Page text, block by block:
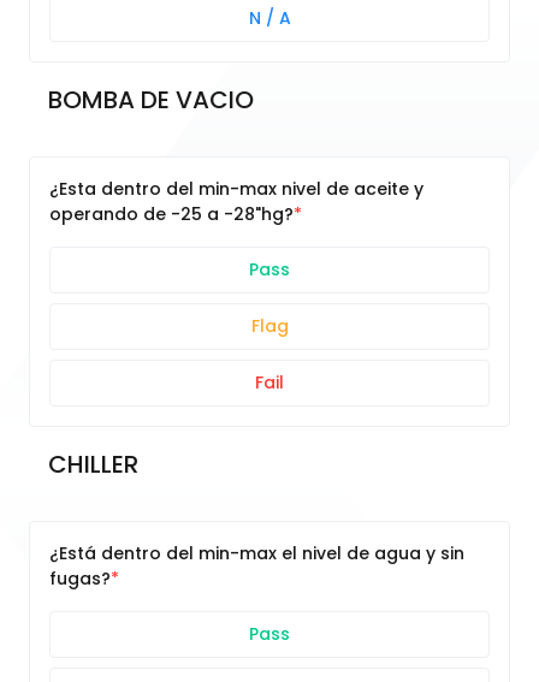
N / A
BOMBA DE VACIO
¿Esta dentro del min-max nivel de aceite y
operando de -25 a -28"hg?
Pass
Flag
Fail
CHILLER
¿Está dentro del min-max el nivel de agua y sin
fugas?
Pass